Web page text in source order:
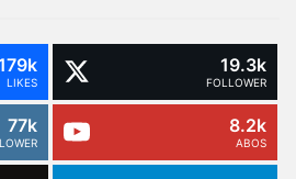
LIKES
19.3k
FOLLOWER
77k 8.2k
ABOS